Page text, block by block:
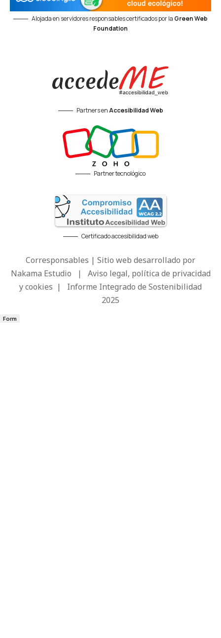
Alojada en servidores responsables certificados por la Green Web
Foundation
Partners enAccesibilidad Web
Partner tecnológico
Certificado accesibilidad web
Corresponsables | Sitio web desarrollado por
Nakama Estudio | Aviso legal, política de privacidad
y cookies | Informe Integrado de Sostenibilidad
2025
Form